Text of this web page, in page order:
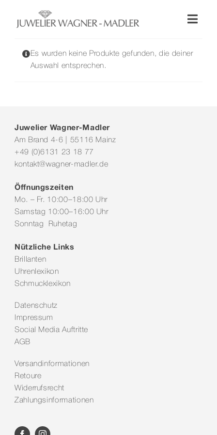
springen
Wellendorff
Service & Leistungen
Es wurden keine Produkte gefunden, die deiner
Auswahl entsprechen.
Juwelier Wagner-Madler
Am Brand 4-6 | 55116 Mainz
+49 (0)6131 23 18 77
kontakt@wagner-madler.de
Öffnungszeiten
Mo. – Fr. 10:00–18:00 Uhr
Samstag 10:00–16:00 Uhr
Sonntag Ruhetag
Nützliche Links
Brillanten
Uhrenlexikon
Schmucklexikon
Datenschutz
Impressum
Social Media Auftritte
AGB
Versandinformationen
Retoure
Widerrufsrecht
Zahlungsinformationen